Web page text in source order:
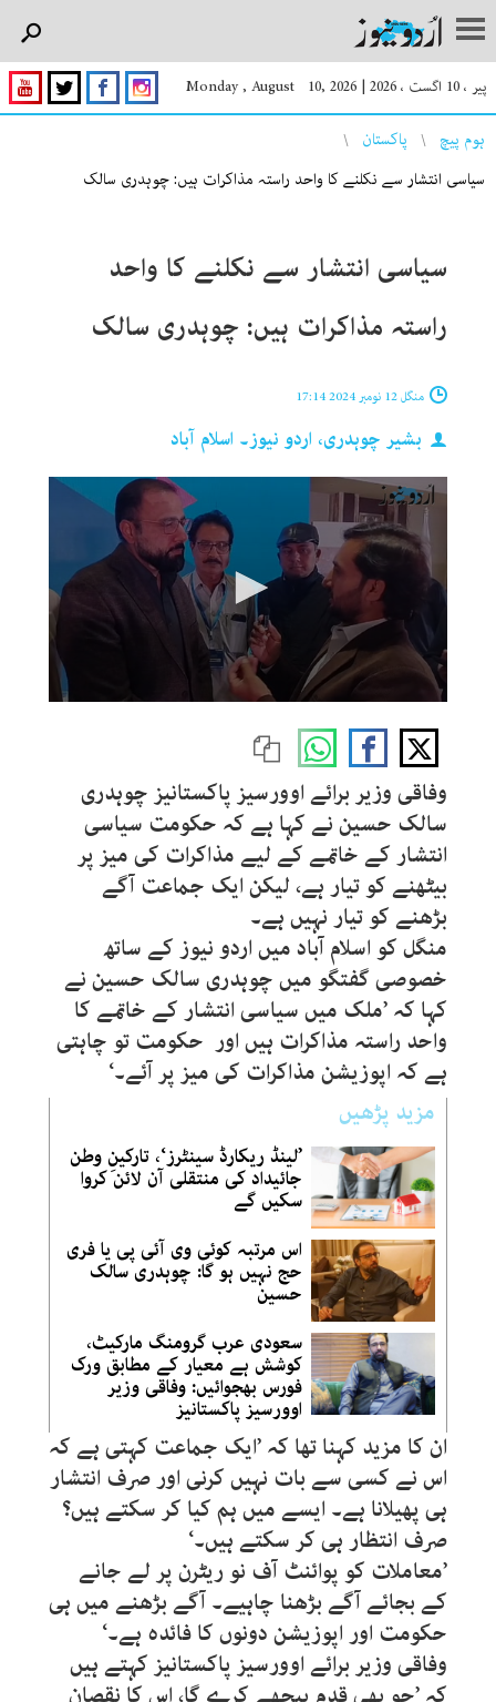
پیر ، 10 اگست ، 2026 |
Monday , August 10, 2026
You are here
ہوم پیچ
پاکستان
سیاسی انتشار سے نکلنے کا واحد راستہ مذاکرات ہیں: چوہدری سالک
سیاسی انتشار سے نکلنے کا واحد
راستہ مذاکرات ہیں: چوہدری سالک
منگل 12 نومبر 2024 17:14
بشیر چوہدری، اردو نیوز۔ اسلام آباد
وفاقی وزیر برائے اوورسیز پاکستانیز چوہدری
سالک حسین نے کہا ہے کہ حکومت سیاسی
انتشار کے خاتمے کے لیے مذاکرات کی میز پر
بیٹھنے کو تیار ہے، لیکن ایک جماعت آگے
بڑھنے کو تیار نہیں ہے۔
منگل کو اسلام آباد میں اردو نیوز کے ساتھ
خصوصی گفتگو میں چوہدری سالک حسین نے
کہا کہ ’ملک میں سیاسی انتشار کے خاتمے کا
واحد راستہ مذاکرات ہیں اور حکومت تو چاہتی
ہے کہ اپوزیشن مذاکرات کی میز پر آئے۔‘
مزید پڑھیں
’لینڈ ریکارڈ سینٹرز‘، تارکینِ وطن
جائیداد کی منتقلی آن لائن کروا
سکیں گے
اس مرتبہ کوئی وی آئی پی یا فری
حج نہیں ہو گا: چوہدری سالک
حسین
سعودی عرب گرومنگ مارکیٹ،
کوشش ہے معیار کے مطابق ورک
فورس بھجوائیں: وفاقی وزیر
اوورسیز پاکستانیز
ان کا مزید کہنا تھا کہ ’ایک جماعت کہتی ہے کہ
اس نے کسی سے بات نہیں کرنی اور صرف انتشار
ہی پھیلانا ہے۔ ایسے میں ہم کیا کر سکتے ہیں؟
صرف انتظار ہی کر سکتے ہیں۔‘
’معاملات کو پوائنٹ آف نو ریٹرن پر لے جانے
کے بجائے آگے بڑھنا چاہیے۔ آگے بڑھنے میں ہی
حکومت اور اپوزیشن دونوں کا فائدہ ہے۔‘
وفاقی وزیر برائے اوورسیز پاکستانیز کہتے ہیں